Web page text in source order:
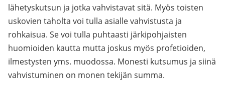
lähetyskutsun ja jotka vahvistavat sitä. Myös toisten
uskovien taholta voi tulla asialle vahvistusta ja
rohkaisua. Se voi tulla puhtaasti järkipohjaisten
huomioiden kautta mutta joskus myös profetioiden,
ilmestysten yms. muodossa. Monesti kutsumus ja siinä
vahvistuminen on monen tekijän summa.